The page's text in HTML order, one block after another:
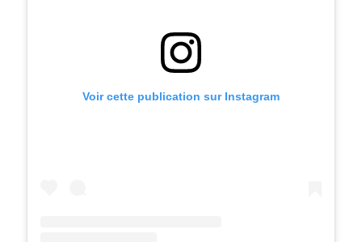
Voir cette publication sur Instagram